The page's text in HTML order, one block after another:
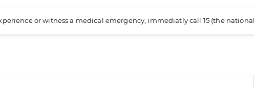
or witness a medical emergency, immediatly call 15 (the